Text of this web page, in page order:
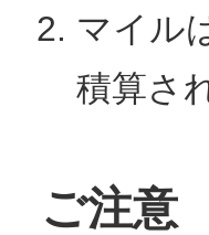
マイル
積算さ
ご注意